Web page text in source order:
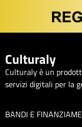
Culturaly
Culturaly è un
servizi digitali per la
BANDI E